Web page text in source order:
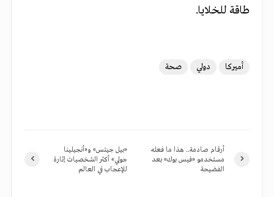
طاقة للخلايا.
أميركا دولي صحة
«بيل جيتس» و«أنجيلينا
جولي» أكثر الشخصيات إثارة
للإعجاب في العالم
أرقام صادمة.. هذا ما فعله
مستخدمو «فيس بوك» بعد
الفضيحة